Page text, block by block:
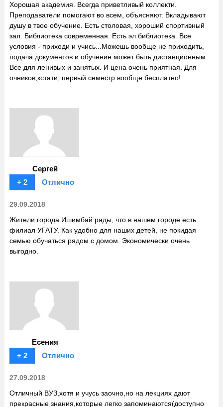
Хорошая академия. Всегда приветливый коллекти.
Преподаватели помогают во всем, объясняют. Вкладывают
душу в твое обучение. Есть столовая, хороший спортивный
зал. Библиотека современная. Есть эл библиотека. Все
условия - приходи и учись...Можешь вообще не приходить,
подача документов и обучение может быть дистанционным.
Все для ленивых и занятых. И цена очень приятная. Для
очников,кстати, первый семестр вообще бесплатно!
Сергей
+ 2
Отлично
29.09.2018
Жители города Ишимбай рады, что в нашем городе есть
филиал УГАТУ. Как удобно для наших детей, не покидая
семью обучаться рядом с домом. Экономически очень
выгодно.
Есения
+ 2
Отлично
27.09.2018
Отличный ВУЗ,хотя и учусь заочно,но на лекциях дают
прекрасные знания,которые легко запоминаются(доступно